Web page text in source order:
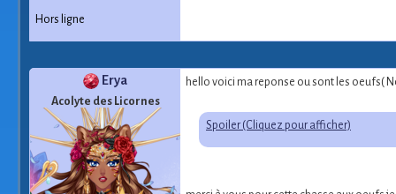
Hors ligne
Erya
Acolyte des Licornes
hello voici ma reponse ou sont les oeufs(
Spoiler (Cliquez pour afficher)